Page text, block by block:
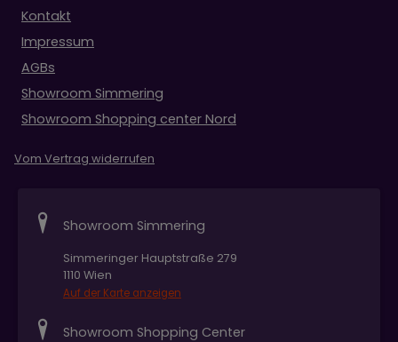
Kontakt
Impressum
AGBs
Showroom Simmering
Showroom Shopping center Nord
Vom Vertrag widerrufen
Showroom Simmering
Simmeringer Hauptstraße 279
1110 Wien
Auf der Karte anzeigen
Showroom Shopping Center